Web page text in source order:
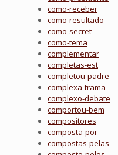
como-receber
como-resultado
como-secret
como-tema
complementar
completas-est
completou-padre
complexa-trama
complexo-debate
comportou-bem
compositores
composta-por
compostas-pelas